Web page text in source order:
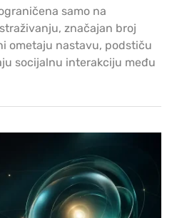
samo na
značajan broj
ometaju nastavu, podstiču
socijalnu interakciju među